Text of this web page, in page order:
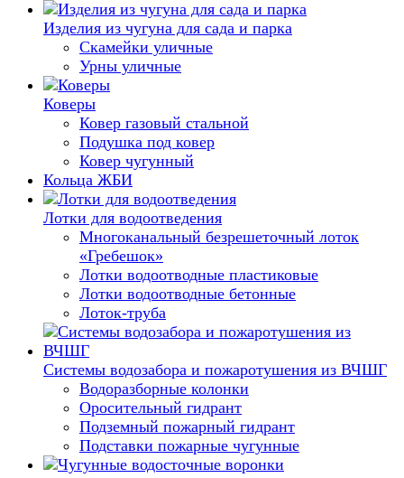
Изделия из чугуна для сада и парка
Скамейки уличные
Урны уличные
Коверы
Ковер газовый стальной
Подушка под ковер
Ковер чугунный
Кольца ЖБИ
Лотки для водоотведения
Многоканальный безрешеточный лоток
«Гребешок»
Лотки водоотводные пластиковые
Лотки водоотводные бетонные
Лоток-труба
Системы водозабора и пожаротушения из ВЧШГ
Водоразборные колонки
Оросительный гидрант
Подземный пожарный гидрант
Подставки пожарные чугунные